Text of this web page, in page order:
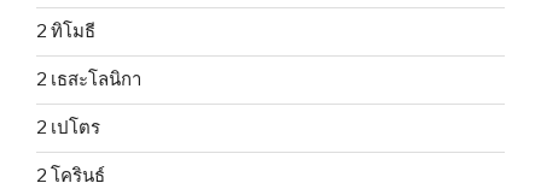
2 ทิโมธี
2 เธสะโลนิกา
2 เปโตร
2 โครินธ์